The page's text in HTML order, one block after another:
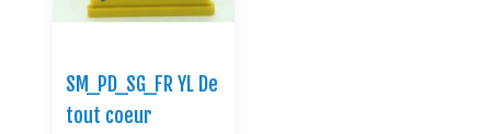
SM_PD_SG_FR YL De
tout coeur